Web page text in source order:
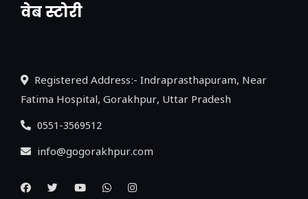
वेब स्टोरी
नया एक्सप्रेसवे: पूर्वांचल का लक, डेवलपमेंट का
Registered Address:- Indraprasthapuram, Near
Fatima Hospital, Gorakhpur, Uttar Pradesh
0551-3569512
info@gogorakhpur.com